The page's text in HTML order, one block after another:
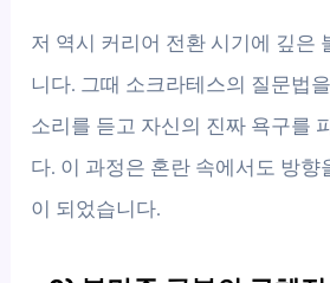
저 역시 커리어 전환 시기에 깊은
니다. 그때 소크라테스의 질문법
소리를 듣고 자신의 진짜 욕구를
다. 이 과정은 혼란 속에서도 방향
이 되었습니다.